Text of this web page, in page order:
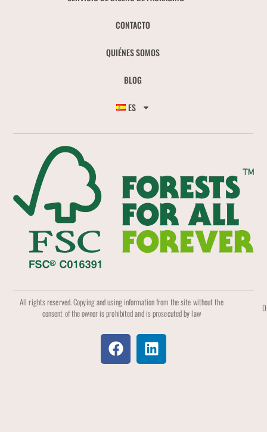
CONTACTO
QUIÉNES SOMOS
BLOG
ES
All rights reserved. Copying and using information from the site without the
consent of the owner is prohibited and is prosecuted by law